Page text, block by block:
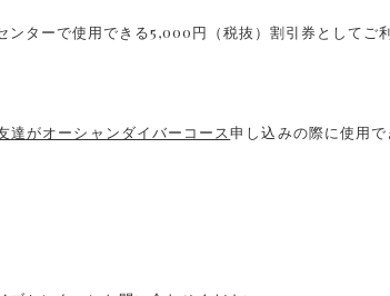
ターで使用できる5,000円（税抜）割引券としてご
達がオーシャンダイバーコース申し込みの際に使用